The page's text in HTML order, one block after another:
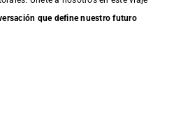
que define nuestro futuro